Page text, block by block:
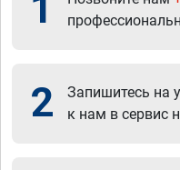
2
Запишитесь на
к нам в сервис